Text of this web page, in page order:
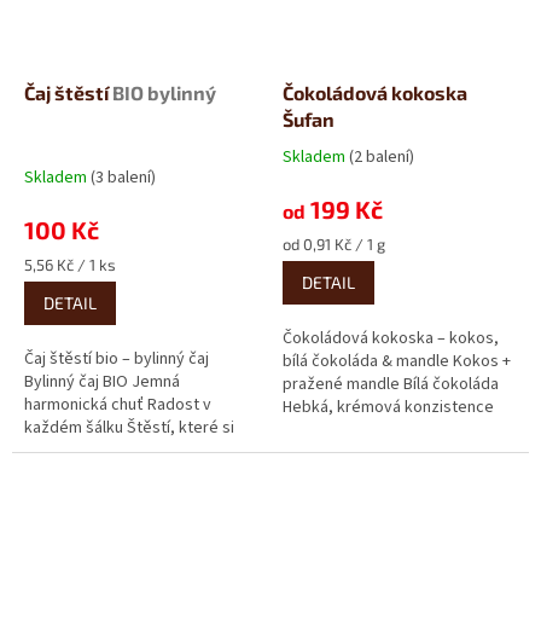
Čaj štěstíBIO bylinný
Skladem (3 balení)
100 Kč
Měrná
cena:
5,56 Kč / 1 ks
DETAIL
Čaj štěstí bio – bylinný čaj
Bylinný čaj BIO Jemná
harmonická chuť Radost v
každém šálku Štěstí, které si
můžete uvařit. Vyladěná směs
Čokoládová kokoska
Šufan
Průměrné
produktu
5,0
5
hvězdiček.
Skladem (2 balení)
od 199 Kč
Měrná
cena:
od 0,91 Kč / 1 g
DETAIL
Čokoládová kokoska – kokos,
bílá čokoláda & mandle Kokos +
pražené mandle Bílá čokoláda
Hebká, krémová konzistence